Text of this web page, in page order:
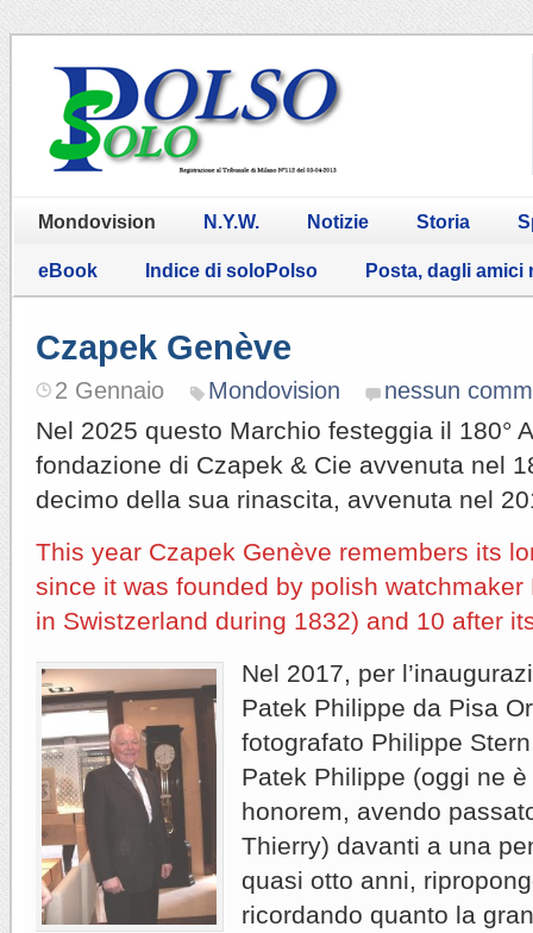
Mondovision N.Y.W. Notizie Storia
eBook Indice di soloPolso Posta, dagli amici
Czapek Genève
2 Gennaio Mondovision nessun
Nel 2025 questo Marchio festeggia il 180°
fondazione di Czapek & Cie avvenuta nel
decimo della sua rinascita, avvenuta nel
This year Czapek Genève remembers its
since it was founded by polish
in Swistzerland during 1832) and 10 after
Nel 2017, per
Patek Philippe da Pisa
fotografato Philippe
Patek Philippe (oggi ne
honorem, avendo
Thierry) davanti a una
quasi otto anni,
ricordando quanto la